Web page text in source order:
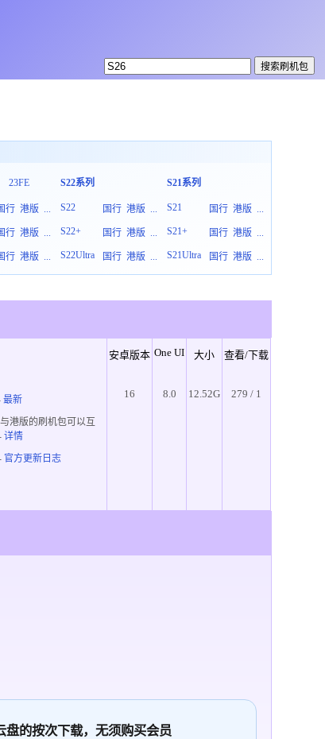
23FE
行 港版 ...
行 港版 ...
行 港版 ...
S22系列
S22 国行 港版 ...
S22+
国行 港版 ...
S22Ultra
国行 港版 ...
S21系列
S21 国行 港版 ...
S21+
国行 港版 ...
S21Ultra
国行 港版 ...
安卓版本 One UI 大小 查看/下载
最新
港版的刷机包可以互
详情
官方更新日志
16 8.0 12.52G 279 / 1
盘的按次下载，无须购买会员